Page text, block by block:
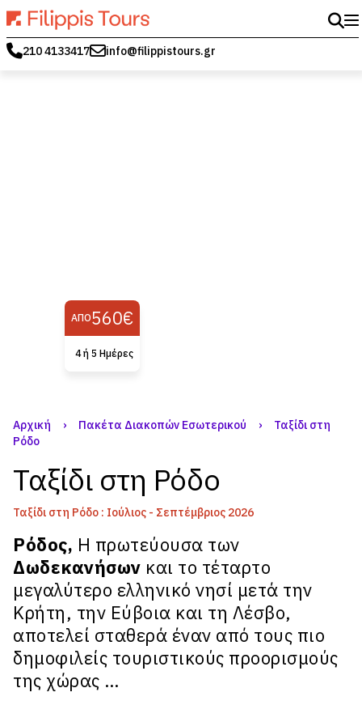
210 4133417 info@filippistours.gr
ΑΠΌ560€
4 ή 5 Ημέρες
Αρχική › Πακέτα Διακοπών Εσωτερικού ›
Ταξίδι στη
Ρόδο
Ταξίδι στη Ρόδο
Ταξίδι στη Ρόδο : Ιούλιος - Σεπτέμβριος 2026
Ρόδος, Η πρωτεύουσα των
Δωδεκανήσων και το τέταρτο
μεγαλύτερο ελληνικό νησί μετά την
Κρήτη, την Εύβοια και τη Λέσβο,
αποτελεί σταθερά έναν από τους πιο
δημοφιλείς τουριστικούς προορισμούς
της χώρας …